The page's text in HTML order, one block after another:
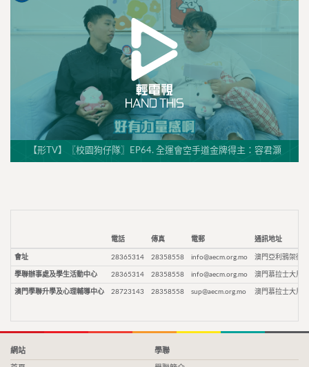
【形TV】〖校園狗仔隊〗EP64. 全運會空手道金牌得主：容君灝
電話 傳真 電郵 通訊地址
會址 28365314 28358558 info@aecm.org.mo 澳門亞利鴉架街9
學聯辦事處及學生活動中心 28365314 28358558 info@aecm.org.mo 澳門慕拉士大馬
澳門學聯升學及心理輔導中心 28723143 28358558 sup@aecm.org.mo 澳門慕拉士大馬
網站 學聯